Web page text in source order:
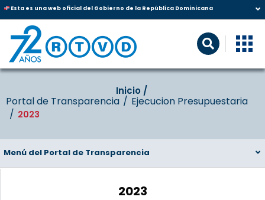
Esta es una web oficial del Gobierno de la República Dominicana
Inicio‎‎ /‎ ‎
Portal de Transparencia Ejecucion Presupuestaria
2023
Menú del Portal de Transparencia
2023